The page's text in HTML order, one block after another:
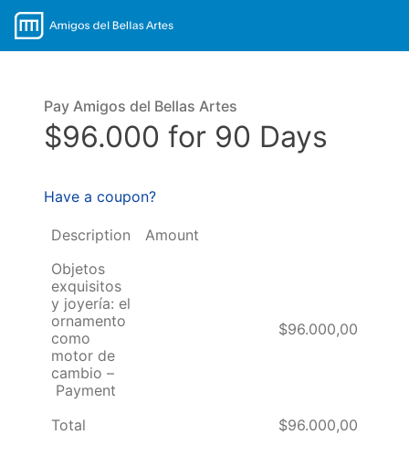
Pay Amigos del Bellas Artes
$96.000 for 90 Days
Have a coupon?
Description
Amount
Objetos
exquisitos
y joyería: el
ornamento
como
motor de
cambio –
Payment
$96.000,00
Total $96.000,00